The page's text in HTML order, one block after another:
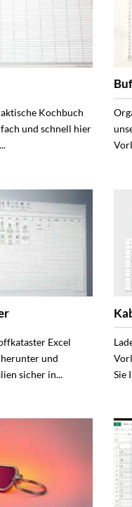
Kochbuch
und schnell hier
Excel
und
sicher in...
Sie